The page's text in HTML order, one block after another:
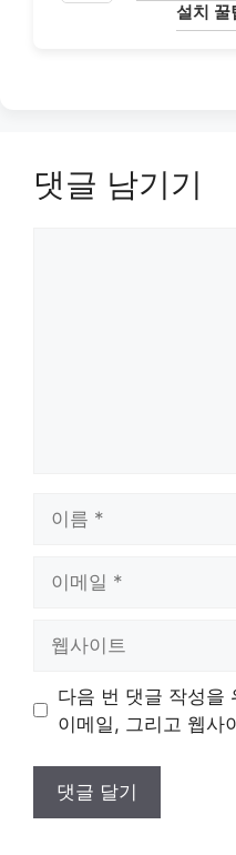
설치 꿀
댓글 남기기
트
다음 번 댓글 작성을
이메일, 그리고 웹사